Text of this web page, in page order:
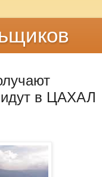
идут в ЦАХАЛ